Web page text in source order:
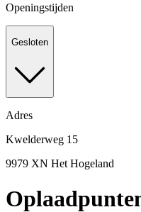
Openingstijden
Gesloten
Adres
Kwelderweg 15
9979 XN Het Hogeland